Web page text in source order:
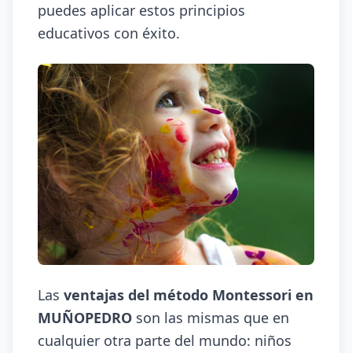
puedes aplicar estos principios
educativos con éxito.
Las ventajas del método Montessori en
MUÑOPEDRO son las mismas que en
cualquier otra parte del mundo: niños